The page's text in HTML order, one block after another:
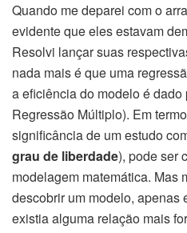
Quando me deparei com o
evidente que eles estavam
Resolvi lançar suas
nada mais é que uma
a eficiência do modelo é dado
Regressão Múltiplo). Em
significância de um estudo
grau de liberdade), pode ser
modelagem matemática. Mas
descobrir um modelo, apenas
existia alguma relação mais